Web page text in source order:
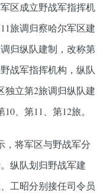
区成立野战军指挥机
旅调归察哈尔军区建
归纵队建制，改称第
战军指挥机构，纵队
独立第2旅调归纵队建
、第11、第12旅。
，将军区与野战军分
纵队划归野战军建
工昭分别接任司令员